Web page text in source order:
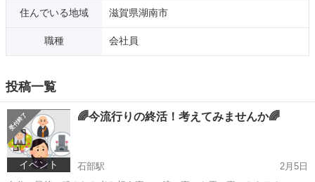
住んでいる地域 滋賀県湖南市
職種 会社員
投稿一覧
イベント
🌈今流行りの終活！考えてみませんか🌈
石部駅
2月5日